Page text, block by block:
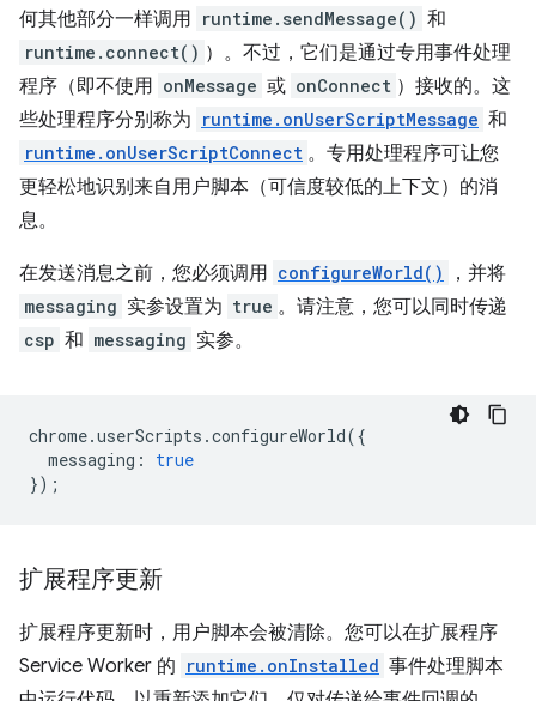
何其他部分一样调用 runtime.sendMessage() 和
runtime.connect() ）。不过，它们是通过专用事件处理
程序（即不使用 onMessage 或 onConnect ）接收的。这
些处理程序分别称为 runtime.onUserScriptMessage 和
runtime.onUserScriptConnect 。专用处理程序可让您
更轻松地识别来自用户脚本（可信度较低的上下文）的消
息。
在发送消息之前，您必须调用 configureWorld() ，并将
messaging 实参设置为 true 。请注意，您可以同时传递
csp 和 messaging 实参。
chrome.userScripts .configureWorld({
messaging :
true
});
扩展程序更新
扩展程序更新时，用户脚本会被清除。您可以在扩展程序
Service Worker 的 runtime.onInstalled 事件处理脚本